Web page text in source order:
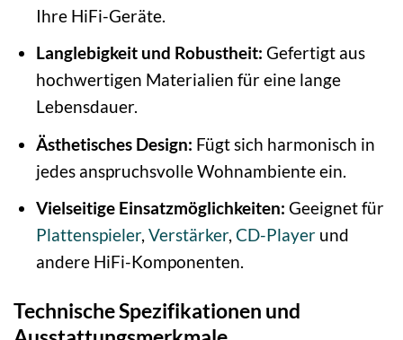
Ihre HiFi-Geräte.
Langlebigkeit und Robustheit: Gefertigt aus
hochwertigen Materialien für eine lange
Lebensdauer.
Ästhetisches Design: Fügt sich harmonisch in
jedes anspruchsvolle Wohnambiente ein.
Vielseitige Einsatzmöglichkeiten: Geeignet für
Plattenspieler, Verstärker, CD-Playerund
andere HiFi-Komponenten.
Technische Spezifikationen und